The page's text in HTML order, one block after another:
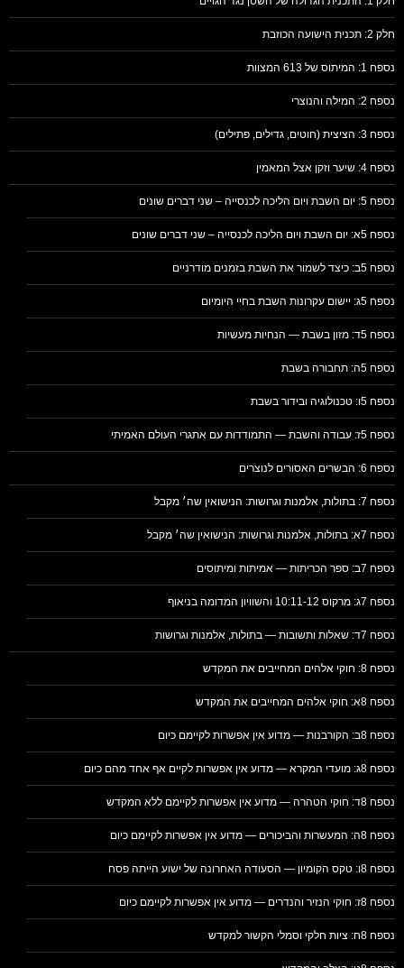
חלק 2: תכנית הישועה הכוזבת
נספח 1: המיתוס של 613 המצוות
נספח 2: המילה והנוצרי
נספח 3: הציצית (חוטים, גדילים, פתילים)
נספח 4: שיער וזקן אצל המאמין
נספח 5: יום השבת ויום הליכה לכנסייה – שני דברים שונים
נספח 5א: יום השבת ויום הליכה לכנסייה – שני דברים שונים
נספח 5ב: כיצד לשמור את השבת בזמנים מודרניים
נספח 5ג: יישום עקרונות השבת בחיי היומיום
נספח 5ד: מזון בשבת — הנחיות מעשיות
נספח 5ה: תחבורה בשבת
נספח 5ו: טכנולוגיה ובידור בשבת
נספח 5ז: עבודה והשבת — התמודדות עם אתגרי העולם האמיתי
נספח 6: הבשרים האסורים לנוצרים
נספח 7: בתולות, אלמנות וגרושות: הנישואין שה׳ מקבל
נספח 7א: בתולות, אלמנות וגרושות: הנישואין שה׳ מקבל
נספח 7ב: ספר הכריתות — אמיתות ומיתוסים
נספח 7ג: מרקוס 10:11-12 והשוויון המדומה בניאוף
נספח 7ד: שאלות ותשובות — בתולות, אלמנות וגרושות
נספח 8: חוקי אלהים המחייבים את המקדש
נספח 8א: חוקי אלהים המחייבים את המקדש
נספח 8ב: הקורבנות — מדוע אין אפשרות לקיימם כיום
נספח 8ג: מועדי המקרא — מדוע אין אפשרות לקיים אף אחד מהם כיום
נספח 8ד: חוקי הטהרה — מדוע אין אפשרות לקיימם ללא המקדש
נספח 8ה: המעשרות והביכורים — מדוע אין אפשרות לקיימם כיום
נספח 8ו: טקס הקומיון — הסעודה האחרונה של ישוע הייתה פסח
נספח 8ז: חוקי הנזיר והנדרים — מדוע אין אפשרות לקיימם כיום
נספח 8ח: ציות חלקי וסמלי הקשור למקדש